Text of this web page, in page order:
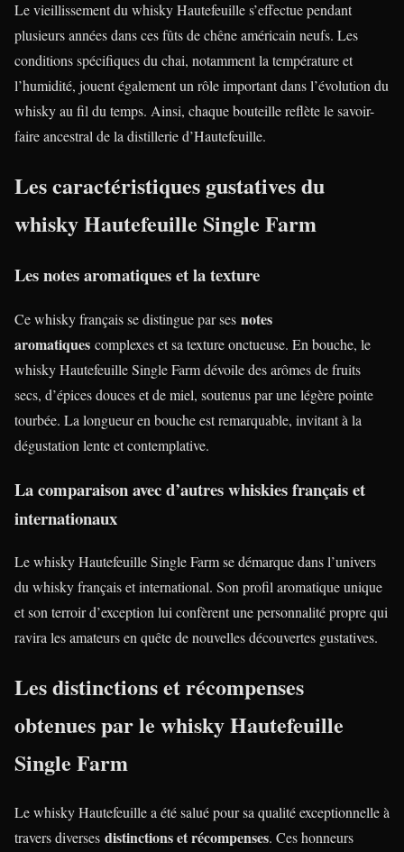
Le vieillissement du whisky Hautefeuille s’effectue pendant
plusieurs années dans ces fûts de chêne américain neufs. Les
conditions spécifiques du chai, notamment la température et
l’humidité, jouent également un rôle important dans l’évolution du
whisky au fil du temps. Ainsi, chaque bouteille reflète le savoir-
faire ancestral de la distillerie d’Hautefeuille.
Les caractéristiques gustatives du
whisky Hautefeuille Single Farm
Les notes aromatiques et la texture
Ce whisky français se distingue par ses notes
aromatiques complexes et sa texture onctueuse. En bouche, le
whisky Hautefeuille Single Farm dévoile des arômes de fruits
secs, d’épices douces et de miel, soutenus par une légère pointe
tourbée. La longueur en bouche est remarquable, invitant à la
dégustation lente et contemplative.
La comparaison avec d’autres whiskies français et
internationaux
Le whisky Hautefeuille Single Farm se démarque dans l’univers
du whisky français et international. Son profil aromatique unique
et son terroir d’exception lui confèrent une personnalité propre qui
ravira les amateurs en quête de nouvelles découvertes gustatives.
Les distinctions et récompenses
obtenues par le whisky Hautefeuille
Single Farm
Le whisky Hautefeuille a été salué pour sa qualité exceptionnelle à
travers diverses distinctions et récompenses. Ces honneurs